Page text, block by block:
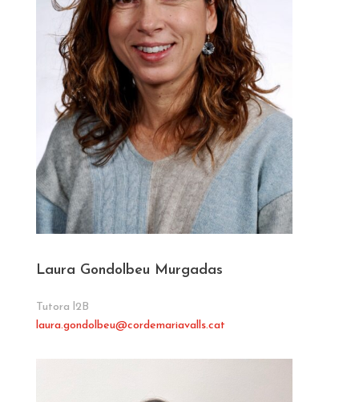
Laura Gondolbeu Murgadas
Tutora l2B
laura.gondolbeu@cordemariavalls.cat